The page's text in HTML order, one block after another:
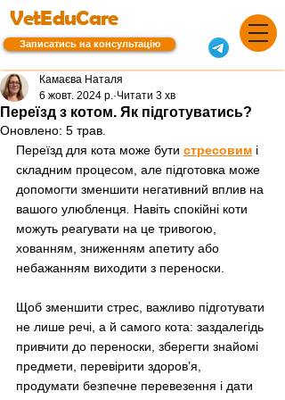
VetEduCare
Записатись на консультацію
Переїзд з котом. Як підготуватись?
Камаєва Наталя
6 жовт. 2024 р. Читати 3 хв
Оновлено: 5 трав.
Переїзд для кота може бути стресовим і
складним процесом, але підготовка може
допомогти зменшити негативний вплив на
вашого улюбленця
Навіть спокійні коти
можуть реагувати на це тривогою,
хованням, зниженням апетиту або
небажанням виходити з переноски.
Щоб зменшити стрес, важливо підготувати
не лише речі, а й самого кота: заздалегідь
привчити до переноски, зберегти знайомі
предмети, перевірити здоров’я,
продумати безпечне перевезення і дати